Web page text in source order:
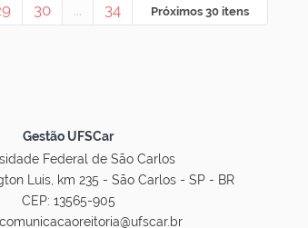
30 ... 34 Próximos 30 itens
Gestão UFSCar
Federal de São Carlos
Luis, km 235 - São Carlos - SP - BR
CEP: 13565-905
comunicacaoreitoria@ufscar.br